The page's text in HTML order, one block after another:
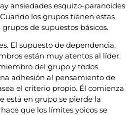
ansiedades esquizo-paranoides
los grupos tienen estas
de supuestos básicos.
El supuesto de dependencia,
están muy atentos al líder,
del grupo y todos
adhesión al pensamiento de
el criterio propio. Él comienza
está en grupo se pierde la
que los límites yoicos se